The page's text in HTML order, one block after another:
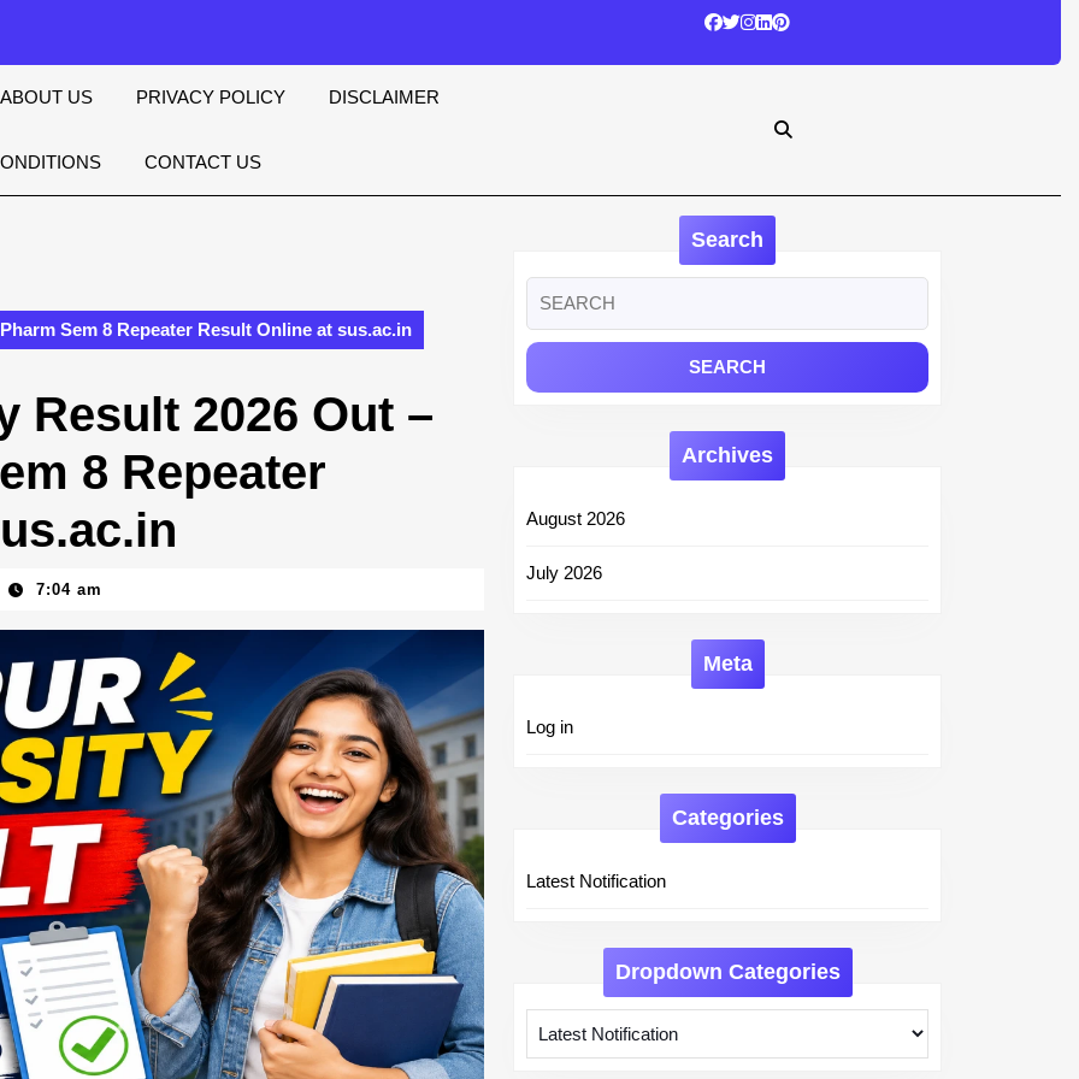
ABOUT US PRIVACY POLICY DISCLAIMER
CONTACT US
Sem 8 Repeater Result Online at sus.ac.in
Result 2026 Out –
8 Repeater
7:04 am
Search
for:
Archives
August 2026
July 2026
Meta
Log in
Categories
Latest Notification
Dropdown Categories